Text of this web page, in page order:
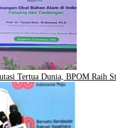
Tertua Dunia, BPOM Raih